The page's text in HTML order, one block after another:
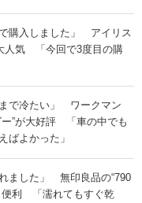
購入しました」 アイリス
人気 「今回で3度目の購
まで冷たい」 ワークマン
”が大好評 「車の中でも
ばよかった」
ました」 無印良品の“790
便利 「濡れてもすぐ乾